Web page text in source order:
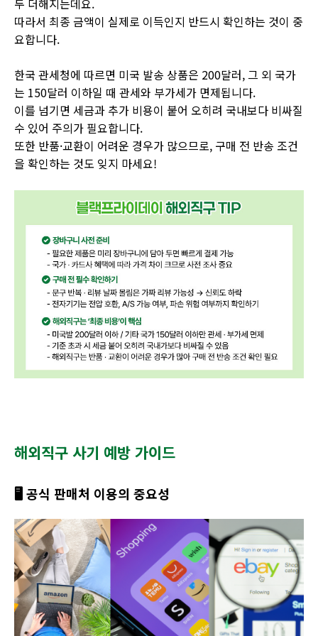
두 더해지는데요.
따라서 최종 금액이 실제로 이득인지 반드시 확인하는 것이 중
요합니다.
한국 관세청에 따르면 미국 발송 상품은 200달러, 그 외 국가
는 150달러 이하일 때 관세와 부가세가 면제됩니다.
이를 넘기면 세금과 추가 비용이 붙어 오히려 국내보다 비싸질
수 있어 주의가 필요합니다.
또한 반품·교환이 어려운 경우가 많으므로, 구매 전 반송 조건
을 확인하는 것도 잊지 마세요!
해외직구 사기 예방 가이드
🖥️ 공식 판매처 이용의 중요성